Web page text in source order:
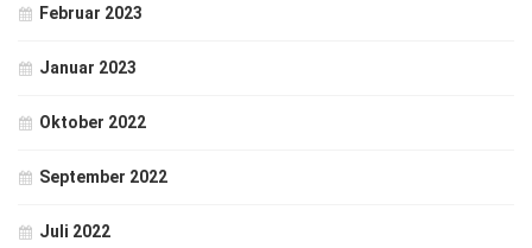
Februar 2023
Januar 2023
Oktober 2022
September 2022
Juli 2022